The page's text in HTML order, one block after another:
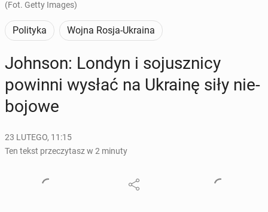
(Fot. Getty Images)
Polityka Wojna Rosja-Ukraina
Johnson: Londyn i so­jusz­ni­cy
powinni wysłać na Ukrainę siły nie­
bo­jo­we
23 LUTEGO, 11:15
Ten tekst przeczytasz w 2 minuty